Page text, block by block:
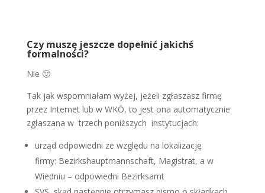
Czy muszę jeszcze dopełnić jakichś
formalności?
Nie 🙂
Tak jak wspomniałam wyżej, jeżeli zgłaszasz firmę
przez Internet lub w WKÖ, to jest ona automatycznie
zgłaszana w trzech poniższych instytucjach:
urząd odpowiedni ze względu na lokalizację
firmy: Bezirkshauptmannschaft, Magistrat, a w
Wiedniu – odpowiedni Bezirksamt